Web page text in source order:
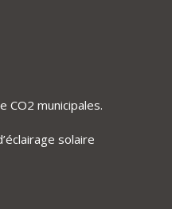
CO2 municipales.
solaire